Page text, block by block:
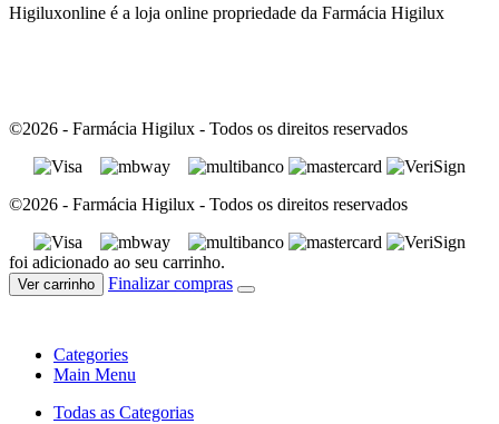
Higiluxonline é a loja online propriedade da Farmácia Higilux
©2026 - Farmácia Higilux - Todos os direitos reservados
©2026 - Farmácia Higilux - Todos os direitos reservados
foi adicionado ao seu carrinho.
Ver carrinho Finalizar compras
Categories
Main Menu
Todas as Categorias